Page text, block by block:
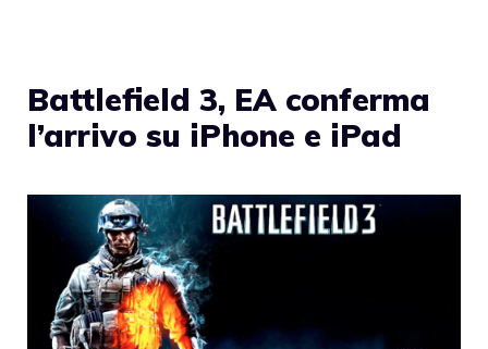
Battlefield 3, EA conferma
l’arrivo su iPhone e iPad